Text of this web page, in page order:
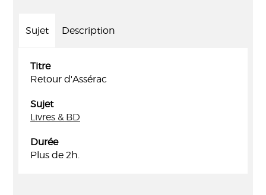
Sujet Description
Titre
Retour d'Assérac
Sujet
Livres & BD
Durée
Plus de 2h.